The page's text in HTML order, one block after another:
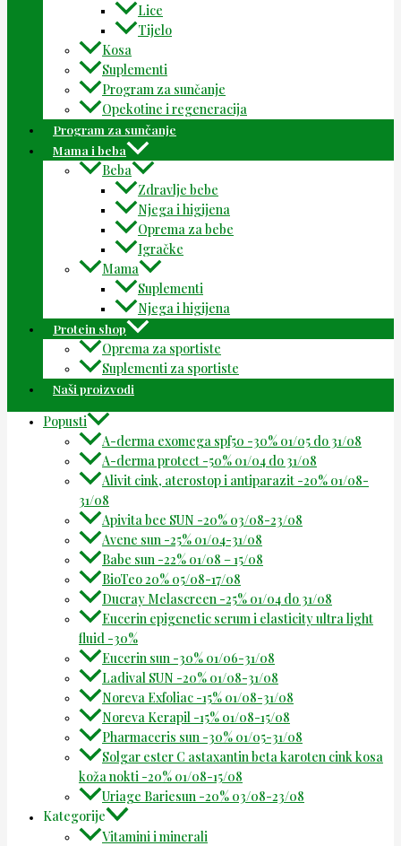
Lice
Tijelo
Kosa
Suplementi
Program za sunčanje
Opekotine i regeneracija
Program za sunčanje
Mama i beba
Beba
Zdravlje bebe
Njega i higijena
Oprema za bebe
Igračke
Mama
Suplementi
Njega i higijena
Protein shop
Oprema za sportiste
Suplementi za sportiste
Naši proizvodi
Popusti
A-derma exomega spf50 -30% 01/05 do 31/08
A-derma protect -50% 01/04 do 31/08
Alivit cink, aterostop i antiparazit -20% 01/08-
31/08
Apivita bee SUN -20% 03/08-23/08
Avene sun -25% 01/04-31/08
Babe sun -22% 01/08 – 15/08
BioTeo 20% 05/08-17/08
Ducray Melascreen -25% 01/04 do 31/08
Eucerin epigenetic serum i elasticity ultra light
fluid -30%
Eucerin sun -30% 01/06-31/08
Ladival SUN -20% 01/08-31/08
Noreva Exfoliac -15% 01/08-31/08
Noreva Kerapil -15% 01/08-15/08
Pharmaceris sun -30% 01/05-31/08
Solgar ester C astaxantin beta karoten cink kosa
koža nokti -20% 01/08-15/08
Uriage Bariesun -20% 03/08-23/08
Kategorije
Vitamini i minerali